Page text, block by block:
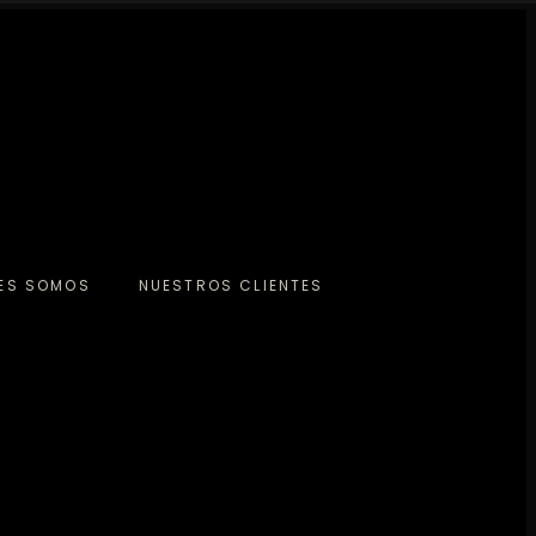
SOMOS NUESTROS CLIENTES